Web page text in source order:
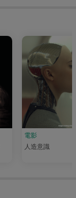
電影
人造意識